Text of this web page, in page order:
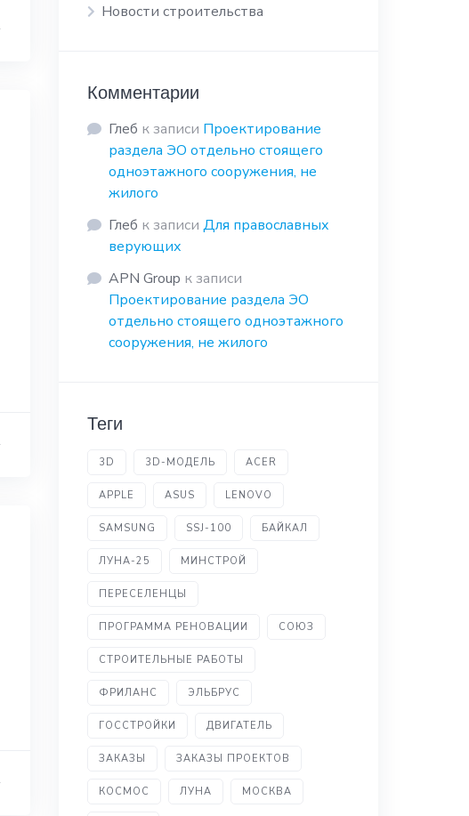
Новости строительства
Комментарии
Глеб к записи Проектирование
раздела ЭО отдельно стоящего
одноэтажного сооружения, не
жилого
Глеб к записиДля православных
верующих
APN Group к записи
Проектирование раздела ЭО
отдельно стоящего одноэтажного
сооружения, не жилого
Теги
3D 3D-МОДЕЛЬ ACER
APPLE ASUS LENOVO
SAMSUNG SSJ-100 БАЙКАЛ
ЛУНА-25 МИНСТРОЙ
ПЕРЕСЕЛЕНЦЫ
ПРОГРАММА РЕНОВАЦИИ СОЮЗ
СТРОИТЕЛЬНЫЕ РАБОТЫ
ФРИЛАНС ЭЛЬБРУС
ГОССТРОЙКИ ДВИГАТЕЛЬ
ЗАКАЗЫ ЗАКАЗЫ ПРОЕКТОВ
КОСМОС ЛУНА МОСКВА